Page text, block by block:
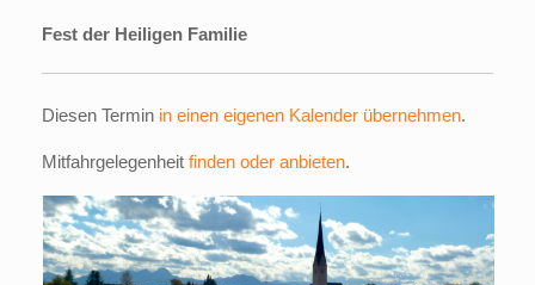
Fest der Heiligen Familie
Diesen Termin in einen eigenen Kalender übernehmen.
Mitfahrgelegenheit finden oder anbieten.